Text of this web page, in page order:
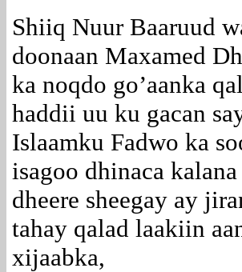
Shiiq Nuur Baaruud
doonaan Maxamed
ka noqdo go’aanka
haddii uu ku gacan
Islaamku Fadwo ka
isagoo dhinaca
dheere sheegay ay
tahay qalad laakiin
xijaabka,